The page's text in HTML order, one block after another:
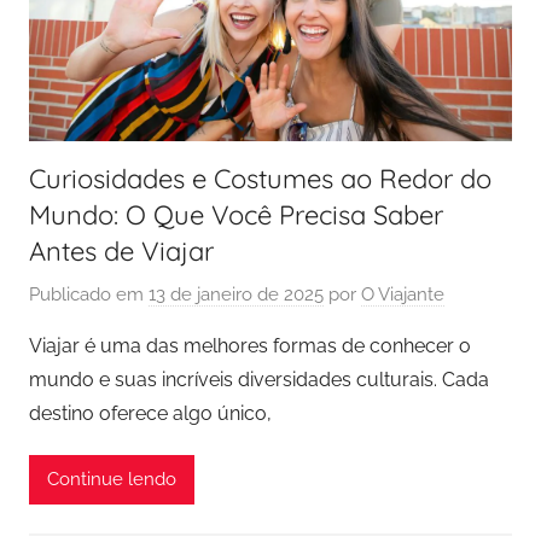
Curiosidades e Costumes ao Redor do
Mundo: O Que Você Precisa Saber
Antes de Viajar
Publicado em 13 de janeiro de 2025 por O Viajante
Viajar é uma das melhores formas de conhecer o
mundo e suas incríveis diversidades culturais. Cada
destino oferece algo único,
Continue lendo